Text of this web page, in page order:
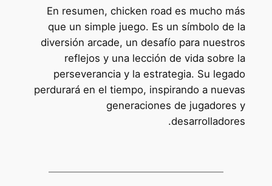
En resumen, chicken road es mucho más
que un simple juego. Es un símbolo de la
diversión arcade, un desafío para nuestros
reflejos y una lección de vida sobre la
perseverancia y la estrategia. Su legado
perdurará en el tiempo, inspirando a nuevas
generaciones de jugadores y
desarrolladores.